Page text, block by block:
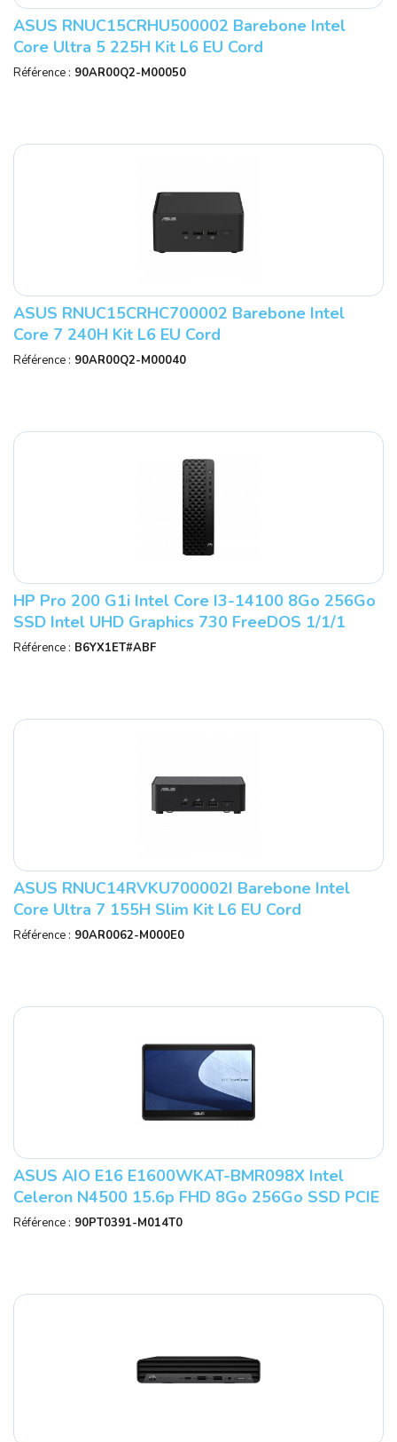
ASUS RNUC15CRHU500002 Barebone Intel
Core Ultra 5 225H Kit L6 EU Cord
Référence : 90AR00Q2-M00050
ASUS RNUC15CRHC700002 Barebone Intel
Core 7 240H Kit L6 EU Cord
Référence : 90AR00Q2-M00040
HP Pro 200 G1i Intel Core I3-14100 8Go 256Go
SSD Intel UHD Graphics 730 FreeDOS 1/1/1
Smartbuy
Référence : B6YX1ET#ABF
ASUS RNUC14RVKU700002I Barebone Intel
Core Ultra 7 155H Slim Kit L6 EU Cord
Référence : 90AR0062-M000E0
ASUS AIO E16 E1600WKAT-BMR098X Intel
Celeron N4500 15.6p FHD 8Go 256Go SSD PCIE
G3 Intel UHD Graphics W11P 2Y OSS
Référence : 90PT0391-M014T0